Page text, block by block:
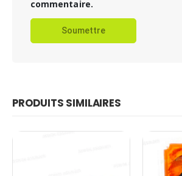
commentaire.
PRODUITS SIMILAIRES